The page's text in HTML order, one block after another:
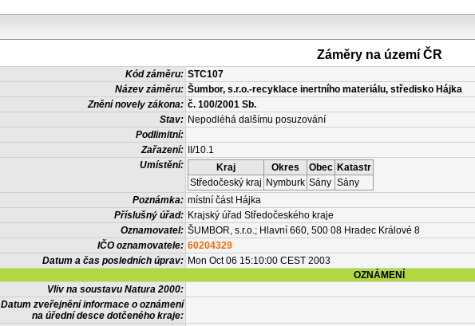
Záměry na území ČR
Kód záměru: STC107
Název záměru: Šumbor, s.r.o.-recyklace inertního materiálu, středisko Hájka
Znění novely zákona: č. 100/2001 Sb.
Stav: Nepodléhá dalšímu posuzování
Podlimitní:
Zařazení:
II/10.1
Umístění:
Kraj Okres Obec Katastr
Středočeský kraj Nymburk Sány Sány
Poznámka: místní část Hájka
Příslušný úřad: Krajský úřad Středočeského kraje
Oznamovatel: ŠUMBOR, s.r.o.; Hlavní 660, 500 08 Hradec Králové 8
IČO oznamovatele: 60204329
Datum a čas posledních úprav: Mon Oct 06 15:10:00 CEST 2003
OZNÁMENÍ
Vliv na soustavu Natura 2000:
Datum zveřejnění informace o oznámení
na úřední desce dotčeného kraje: